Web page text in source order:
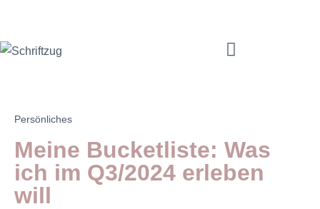
Persönliches
Meine Bucketliste: Was
ich im Q3/2024 erleben
will